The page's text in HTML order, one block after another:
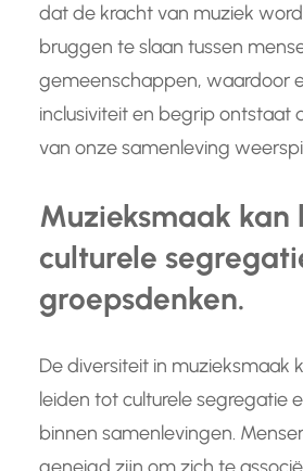
dat de kracht van muziek
bruggen te slaan tussen
gemeenschappen, waardoor
inclusiviteit en begrip ontstaat
van onze samenleving
Muzieksmaak kan
culturele
groepsdenken.
De diversiteit in muzieksmaak
leiden tot culturele segregatie
binnen samenlevingen.